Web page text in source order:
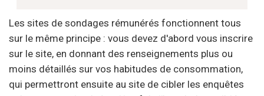
Les sites de sondages rémunérés fonctionnent tous
sur le même principe : vous devez d'abord vous inscrire
sur le site, en donnant des renseignements plus ou
moins détaillés sur vos habitudes de consommation,
qui permettront ensuite au site de cibler les enquêtes